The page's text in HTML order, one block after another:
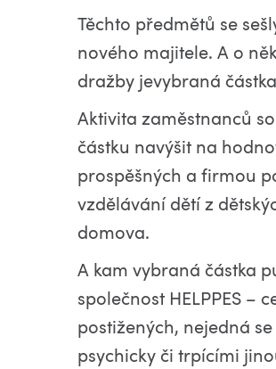
Těchto předmětů se
nového majitele. A o
dražby jevybraná částka
Aktivita zaměstnanců
částku navýšit na
prospěšných a firmou
vzdělávání dětí z
domova.
A kam vybraná částka
společnost HELPPES –
postižených, nejedná
psychicky či trpícími